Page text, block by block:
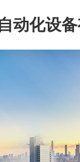
动化设